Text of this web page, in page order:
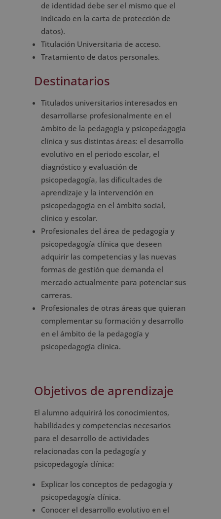
de identidad debe ser el mismo que el
indicado en la carta de protección de
datos).
Titulación Universitaria de acceso.
Tratamiento de datos personales.
Destinatarios
Titulados universitarios interesados en
desarrollarse profesionalmente en el
ámbito de la pedagogía y psicopedagogía
clínica y sus distintas áreas: el desarrollo
evolutivo en el periodo escolar, el
diagnóstico y evaluación de
psicopedagogía, las dificultades de
aprendizaje y la intervención en
psicopedagogía en el ámbito social,
clínico y escolar.
Profesionales del área de pedagogía y
psicopedagogía clínica que deseen
adquirir las competencias y las nuevas
formas de gestión que demanda el
mercado actualmente para potenciar sus
carreras.
Profesionales de otras áreas que quieran
complementar su formación y desarrollo
en el ámbito de la pedagogía y
psicopedagogía clínica.
Objetivos de aprendizaje
El alumno adquirirá los conocimientos,
habilidades y competencias necesarios
para el desarrollo de actividades
relacionadas con la pedagogía y
psicopedagogía clínica:
Explicar los conceptos de pedagogía y
psicopedagogía clínica.
Conocer el desarrollo evolutivo en el